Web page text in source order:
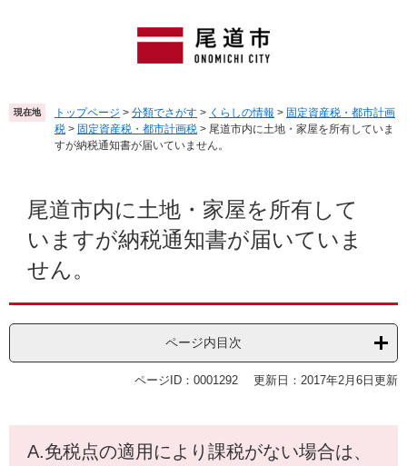
頭
で
飛
ば
現在地 トップページ > 分類でさがす > くらしの情報 > 固定資産税・都市計画
税 > 固定資産税・都市計画税 > 尾道市内に土地・家屋を所有していま
すが納税通知書が届いていません。
尾道市内に土地・家屋を所有して
いますが納税通知書が届いていま
せん。
ページ内目次
ページID：0001292 更新日：2017年2月6日更新
A.免税点の適用により課税がない場合は、